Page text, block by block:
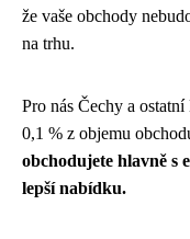
že vaše obchody
na trhu.
Pro nás Čechy a
0,1 % z objemu
obchodujete hlavně s
lepší nabídku.